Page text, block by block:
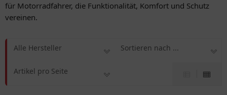
für Motorradfahrer, die Funktionalität, Komfort und Schutz
vereinen.
Alle Hersteller Sortieren nach ...
Artikel pro Seite